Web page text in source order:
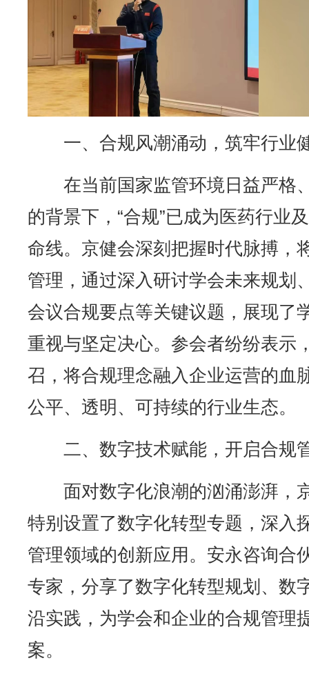
一、合规风潮涌动，筑牢行业
在当前国家监管环境日益严格
的背景下，“合规”已成为医药行业
命线。京健会深刻把握时代脉搏，
管理，通过深入研讨学会未来规划
会议合规要点等关键议题，展现了
重视与坚定决心。参会者纷纷表示
召，将合规理念融入企业运营的血
公平、透明、可持续的行业生态。
二、数字技术赋能，开启合规
面对数字化浪潮的汹涌澎湃，
特别设置了数字化转型专题，深入
管理领域的创新应用。安永咨询合
专家，分享了数字化转型规划、数
沿实践，为学会和企业的合规管理
案。